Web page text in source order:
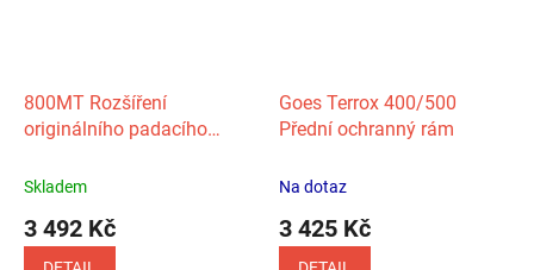
800MT Rozšíření
originálního padacího
Skladem
3 492 Kč
Goes Terrox 400/500
Přední ochranný rám
Na dotaz
3 425 Kč